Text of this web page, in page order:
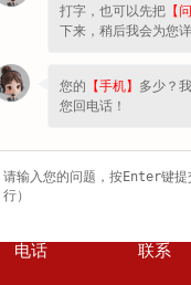
动葫芦周期检查注意
电话 联系
打字，也可以先把 【
下来，稍后我会为您详
您的 【手机】 多少？
您回电话！